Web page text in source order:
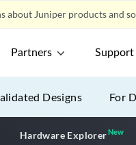
about Juniper products and
Partners
Designs For
Hardware ExplorerNew